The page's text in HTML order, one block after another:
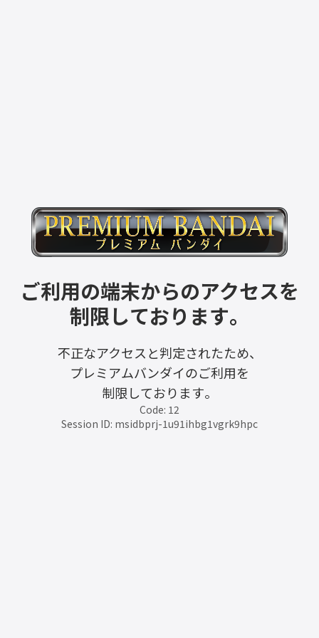
ご利用の端末からのアクセスを
制限しております。
不正なアクセスと判定されたため、
プレミアムバンダイのご利用を
制限しております。
Code: 12
Session ID: msidbprj-1u91ihbg1vgrk9hpc